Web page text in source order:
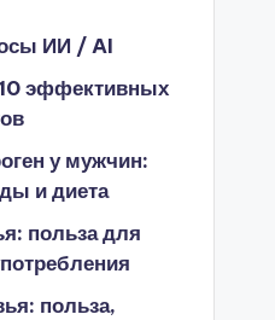
ИИ / AI
эффективных
у мужчин:
и диета
польза для
польза,